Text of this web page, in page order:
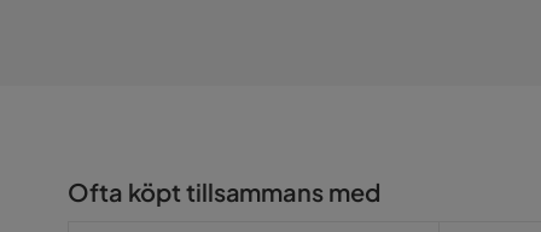
Ofta köpt tillsammans med